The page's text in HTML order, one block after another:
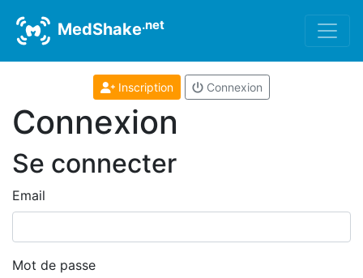
MedShake.net
Inscription Connexion
Connexion
Se connecter
Email
Mot de passe